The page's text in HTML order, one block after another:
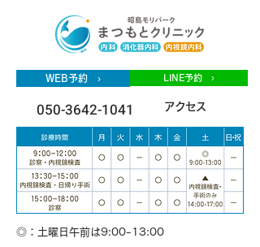
WEB予約 › LINE予約 ›
050-3642-1041 アクセス
◎：土曜日午前は9:00-13:00